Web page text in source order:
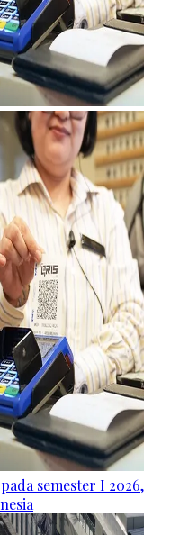
semester I 2026,